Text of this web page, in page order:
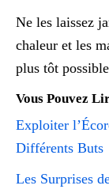
Ne les laissez
chaleur et les
plus tôt
Vous Pouvez
Exploiter
Différents Buts
Les Surprises